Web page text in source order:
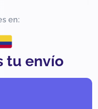
en:
tu envío